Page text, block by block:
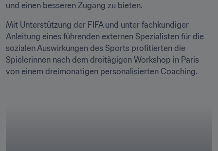
und einen besseren Zugang zu bieten.
Mit Unterstützung der FIFA und unter fachkundiger
Anleitung eines führenden externen Spezialisten für die
sozialen Auswirkungen des Sports profitierten die
Spielerinnen nach dem dreitägigen Workshop in Paris
von einem dreimonatigen personalisierten Coaching.